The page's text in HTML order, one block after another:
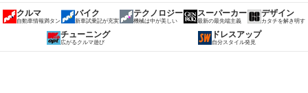
クルマ
自動車情報満タン
バイク
新車試乗記が充実
テクノロジー
機械は中が美しい
スーパーカー
最新の最先端主義
デザイン
カタチを解き明す
チューニング
広がるクルマ遊び
ドレスアップ
自分スタイル発見